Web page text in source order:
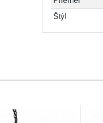
Štýl